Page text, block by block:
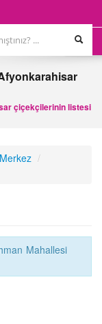
çiçekçilerinin listesi
Merkez /
Mahallesi